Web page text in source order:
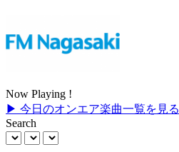
Now Playing !
▶ 今日のオンエア楽曲一覧を見る
Search